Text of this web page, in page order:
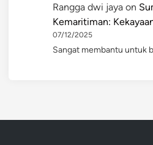
Rangga dwi jaya on
Kemaritiman:
07/12/2025
Sangat membantu untuk